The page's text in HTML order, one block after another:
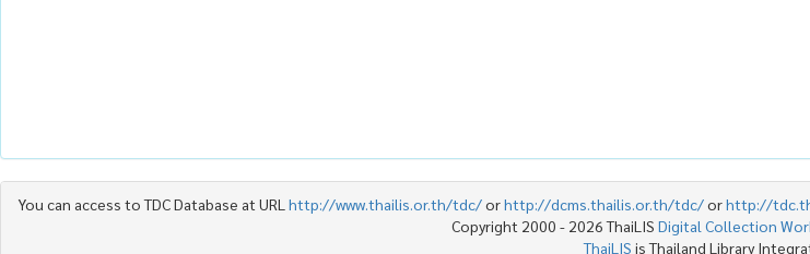
You can access to TDC Database at URL http://www.thailis.or.th/tdc/orhttp://dcms.thailis.or.th/tdc/orhttp://
Copyright 2000 - 2026 ThaiLIS Digital Collection
ThaiLIS is Thailand Library